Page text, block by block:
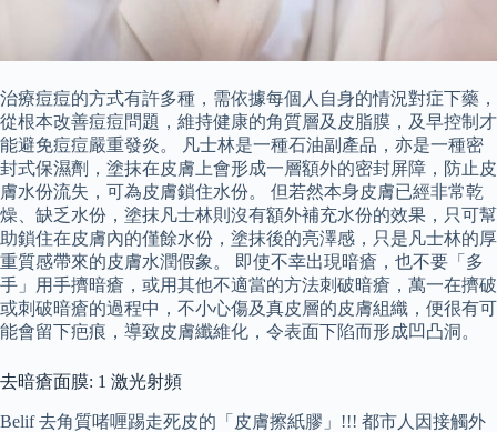
治療痘痘的方式有許多種，需依據每個人自身的情況對症下藥，
從根本改善痘痘問題，維持健康的角質層及皮脂膜，及早控制才
能避免痘痘嚴重發炎。 凡士林是一種石油副產品，亦是一種密
封式保濕劑，塗抹在皮膚上會形成一層額外的密封屏障，防止皮
膚水份流失，可為皮膚鎖住水份。 但若然本身皮膚已經非常乾
燥、缺乏水份，塗抹凡士林則沒有額外補充水份的效果，只可幫
助鎖住在皮膚內的僅餘水份，塗抹後的亮澤感，只是凡士林的厚
重質感帶來的皮膚水潤假象。 即使不幸出現暗瘡，也不要「多
手」用手擠暗瘡，或用其他不適當的方法刺破暗瘡，萬一在擠破
或刺破暗瘡的過程中，不小心傷及真皮層的皮膚組織，便很有可
能會留下疤痕，導致皮膚纖維化，令表面下陷而形成凹凸洞。
去暗瘡面膜: 1 激光射頻
Belif 去角質啫喱踢走死皮的「皮膚擦紙膠」!!! 都市人因接觸外